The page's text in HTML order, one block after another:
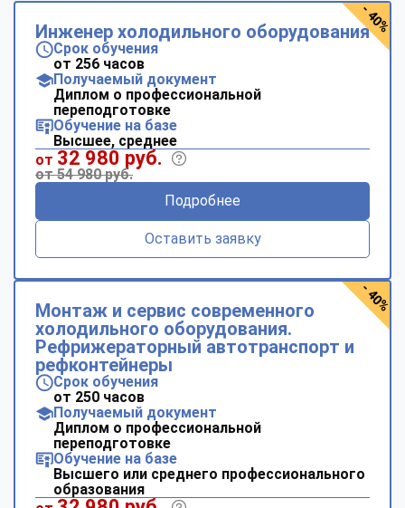
Инженер холодильного оборудования
Срок обучения
от 256 часов
Получаемый документ
Диплом о профессиональной
переподготовке
Обучение на базе
Высшее, среднее
от 32 980 руб.
от 54 980 руб.
Подробнее
Оставить заявку
- 40%
Монтаж и сервис современного
холодильного оборудования.
Рефрижераторный автотранспорт и
рефконтейнеры
Срок обучения
от 250 часов
Получаемый документ
Диплом о профессиональной
переподготовке
Обучение на базе
Высшего или среднего профессионального
образования
- 40%